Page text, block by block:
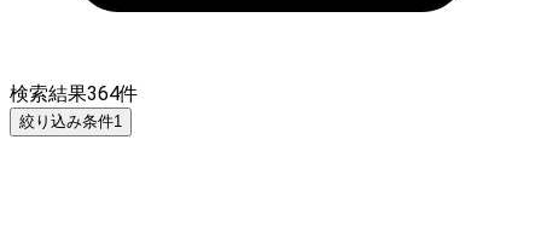
検索結果364件
絞り込み条件1